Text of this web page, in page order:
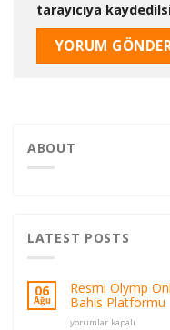
tarayıcıya
ABOUT
LATEST POSTS
06
Ağu
Resmi Olymp
Bahis Platformu
Resmi
yorumlar kapalı